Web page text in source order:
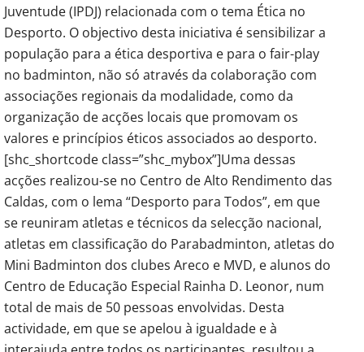
Juventude (IPDJ) relacionada com o tema Ética no
Desporto. O objectivo desta iniciativa é sensibilizar a
população para a ética desportiva e para o fair-play
no badminton, não só através da colaboração com
associações regionais da modalidade, como da
organização de acções locais que promovam os
valores e princípios éticos associados ao desporto.
[shc_shortcode class=”shc_mybox”]Uma dessas
acções realizou-se no Centro de Alto Rendimento das
Caldas, com o lema “Desporto para Todos”, em que
se reuniram atletas e técnicos da selecção nacional,
atletas em classificação do Parabadminton, atletas do
Mini Badminton dos clubes Areco e MVD, e alunos do
Centro de Educação Especial Rainha D. Leonor, num
total de mais de 50 pessoas envolvidas. Desta
actividade, em que se apelou à igualdade e à